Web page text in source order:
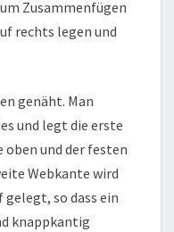
Zusammenfügen
rechts legen und
genäht. Man
und legt die erste
und der festen
Webkante wird
so dass ein
knappkantig